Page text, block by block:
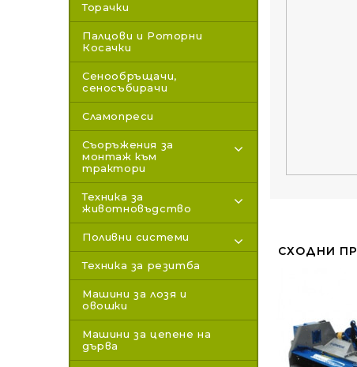
Торачки
Палцови и Роторни
Косачки
Сенообръщачи,
сеносъбирачи
Сламопреси
Съоръжения за
монтаж към
трактори
Техника за
животновъдство
Поливни системи
Техника за резитба
Машини за лозя и
овошки
Машини за цепене на
дърва
СХОДНИ